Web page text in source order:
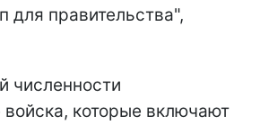
для правительства",
численности
которые включают